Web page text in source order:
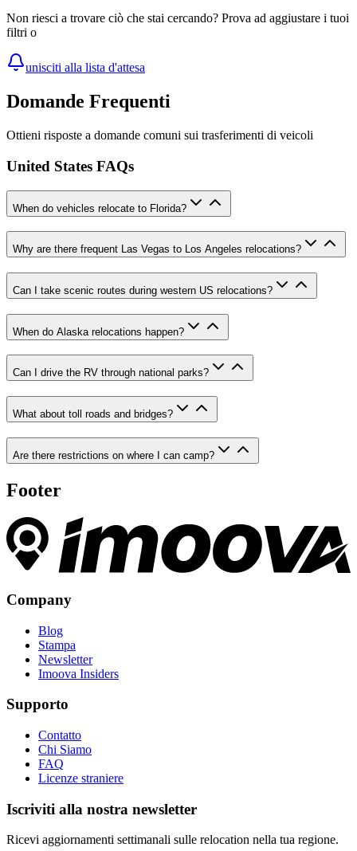
Non riesci a trovare ciò che stai cercando? Prova ad aggiustare i tuoi
filtri o
unisciti alla lista d'attesa
Domande Frequenti
Ottieni risposte a domande comuni sui trasferimenti di veicoli
United States FAQs
When do vehicles relocate to Florida?
Why are there frequent Las Vegas to Los Angeles relocations?
Can I take scenic routes during western US relocations?
When do Alaska relocations happen?
Can I drive the RV through national parks?
What about toll roads and bridges?
Are there restrictions on where I can camp?
Footer
Company
Blog
Stampa
Newsletter
Imoova Insiders
Supporto
Contatto
Chi Siamo
FAQ
Licenze straniere
Iscriviti alla nostra newsletter
Ricevi aggiornamenti settimanali sulle relocation nella tua regione.